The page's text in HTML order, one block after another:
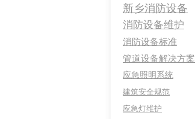
新乡消防设备
消防设备维护
消防设备标准
管道设备解决方案
应急照明系统
建筑安全规范
应急灯维护